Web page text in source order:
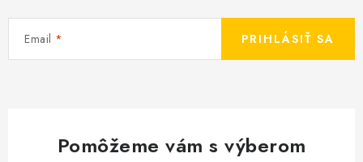
Email PRIHLÁSIŤ SA
Pomôžeme vám s výberom